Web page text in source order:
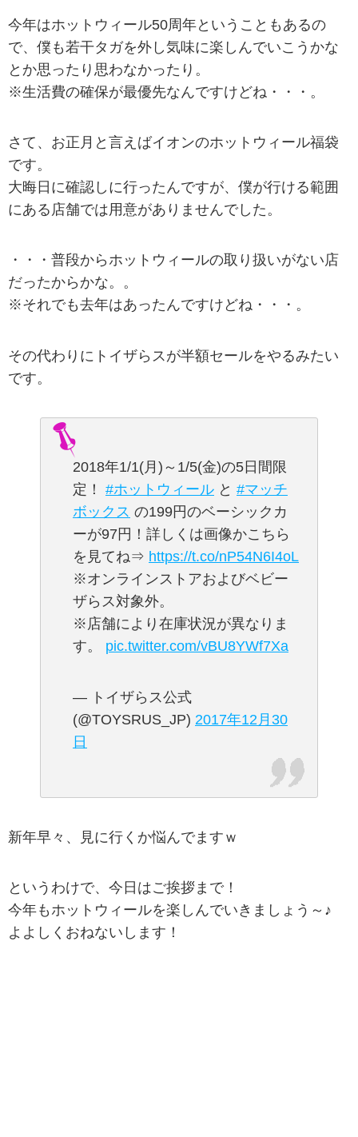
今年はホットウィール50周年ということもあるの
で、僕も若干タガを外し気味に楽しんでいこうかな
とか思ったり思わなかったり。
※生活費の確保が最優先なんですけどね・・・。
さて、お正月と言えばイオンのホットウィール福袋
です。
大晦日に確認しに行ったんですが、僕が行ける範囲
にある店舗では用意がありませんでした。
・・・普段からホットウィールの取り扱いがない店
だったからかな。。
※それでも去年はあったんですけどね・・・。
その代わりにトイザらスが半額セールをやるみたい
です。
2018年1/1(月)～1/5(金)の5日間限
定！ #ホットウィール と #マッチ
ボックス の199円のベーシックカ
ーが97円！詳しくは画像かこちら
を見てね⇒ https://t.co/nP54N6I4oL
※オンラインストアおよびベビー
ザらス対象外。
※店舗により在庫状況が異なりま
す。 pic.twitter.com/vBU8YWf7Xa
— トイザらス公式
(@TOYSRUS_JP) 2017年12月30
日
新年早々、見に行くか悩んでますｗ
というわけで、今日はご挨拶まで！
今年もホットウィールを楽しんでいきましょう～♪
よよしくおねないします！